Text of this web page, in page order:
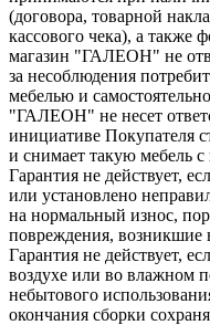
(договора, товарной
кассового чека), а также
магазин "ГАЛЕОН" не
за несоблюдения
мебелью и
"ГАЛЕОН" не несет
инициативе Покупателя
и снимает такую мебель
Гарантия не действует,
или установлено
на нормальный износ,
повреждения, возникшие
Гарантия не действует,
воздухе или во влажном
небытового
окончания сборки